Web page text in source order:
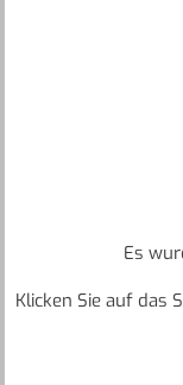
Es
Klicken Sie auf das